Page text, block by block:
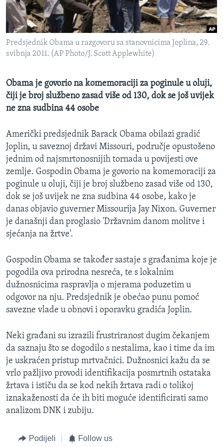
MAGAZIN
O GLASU AMERIKE
Learning English
PRATITE NAS
Jezici
Predsjednik Obama u razgovoru sa stanovnicima Joplina, 29.
svibnja 2011. (AP Photo/J. Scott Applewhite)
Obama je govorio na komemoraciji za poginule u oluji,
čiji je broj službeno zasad više od 130, dok se još uvijek
ne zna sudbina 44 osobe
Američki predsjednik Barack Obama obilazi gradić
Joplin, u saveznoj državi Missouri, područje opustošeno
jednim od najsmrtonosnijih tornada u povijesti ove
zemlje. Gospodin Obama je govorio na komemoraciji za
poginule u oluji, čiji je broj službeno zasad više od 130,
dok se još uvijek ne zna sudbina 44 osobe, kako je
danas objavio guverner Missourija Jay Nixon. Guverner
je današnji dan proglasio 'Državnim danom molitve i
sjećanja na žrtve'.
Gospodin Obama se također sastaje s građanima koje je
pogodila ova prirodna nesreća, te s lokalnim
dužnosnicima raspravlja o mjerama poduzetim u
odgovor na nju. Predsjednik je obećao punu pomoć
savezne vlade u obnovi i oporavku gradića Joplin.
Neki građani su izrazili frustriranost dugim čekanjem
da saznaju što se dogodilo s nestalima, kao i time da im
je uskraćen pristup mrtvačnici. Dužnosnici kažu da se
vrlo pažljivo provodi identifikacija posmrtnih ostataka
žrtava i ističu da se kod nekih žrtava radi o tolikoj
iznakaženosti da će ih biti moguće identificirati samo
analizom DNK i zubiju.
Podijeli Follow us